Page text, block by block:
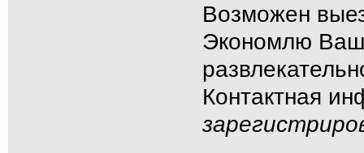
Возможен
Экономлю
Контактная